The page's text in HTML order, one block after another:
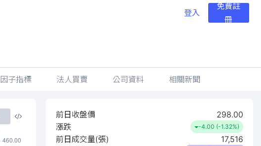
登入
免費註
冊
因子指標 法人買賣 公司資料 相關新聞
前日收盤價
298.00
漲跌
-4.00 (-1.32%)
前日成交量(張)
17,516